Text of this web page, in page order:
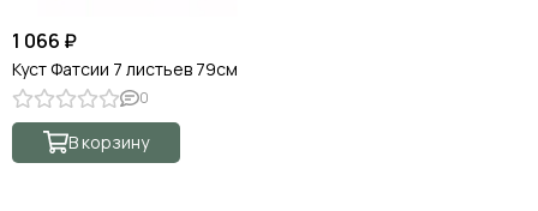
1 066 ₽
Куст Фатсии 7 листьев 79см
0
В корзину